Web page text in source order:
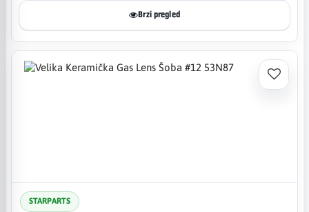
Brzi pregled
STARPARTS